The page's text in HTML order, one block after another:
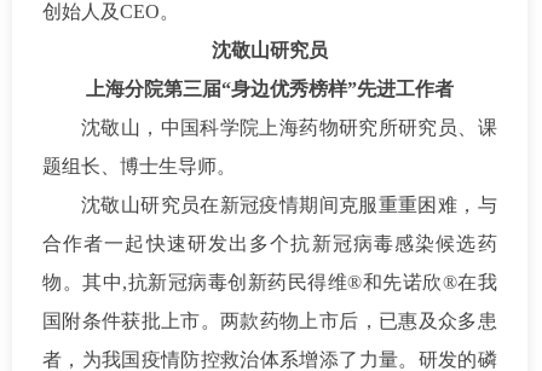
创始人及CEO。
沈敬山研究员
上海分院第三届“身边优秀榜样”先进工作者
沈敬山，中国科学院上海药物研究所研究员、课
题组长、博士生导师。
沈敬山研究员在新冠疫情期间克服重重困难，与
合作者一起快速研发出多个抗新冠病毒感染候选药
物。其中,抗新冠病毒创新药民得维®和先诺欣®在我
国附条件获批上市。两款药物上市后，已惠及众多患
者，为我国疫情防控救治体系增添了力量。研发的磷